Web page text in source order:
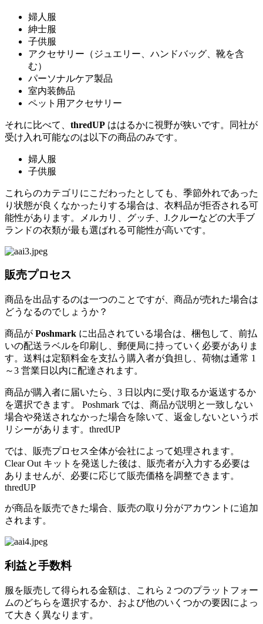
婦人服
紳士服
子供服
アクセサリー（ジュエリー、ハンドバッグ、靴を含
む）
パーソナルケア製品
室内装飾品
ペット用アクセサリー
それに比べて、 thredUP ははるかに視野が狭いです。同社が
受け入れ可能なのは以下の商品のみです。
婦人服
子供服
これらのカテゴリにこだわったとしても、季節外れであった
り状態が良くなかったりする場合は、衣料品が拒否される可
能性があります。メルカリ、グッチ、J.クルーなどの大手ブ
ランドの衣類が最も選ばれる可能性が高いです。
販売プロセス
商品を出品するのは一つのことですが、商品が売れた場合は
どうなるのでしょうか？
商品が Poshmark に出品されている場合は、梱包して、前払
いの配送ラベルを印刷し、郵便局に持っていく必要がありま
す。送料は定額料金を支払う購入者が負担し、荷物は通常 1
～3 営業日以内に配達されます。
商品が購入者に届いたら、3 日以内に受け取るか返送するか
を選択できます。 Poshmark では、商品が説明と一致しない
場合や発送されなかった場合を除いて、返金しないというポ
リシーがあります。thredUP
では、販売プロセス全体が会社によって処理されます。
Clear Out キットを発送した後は、販売者が入力する必要は
ありませんが、必要に応じて販売価格を調整できます。
thredUP
が商品を販売できた場合、販売の取り分がアカウントに追加
されます。
利益と手数料
服を販売して得られる金額は、これら 2 つのプラットフォー
ムのどちらを選択するか、および他のいくつかの要因によっ
て大きく異なります。